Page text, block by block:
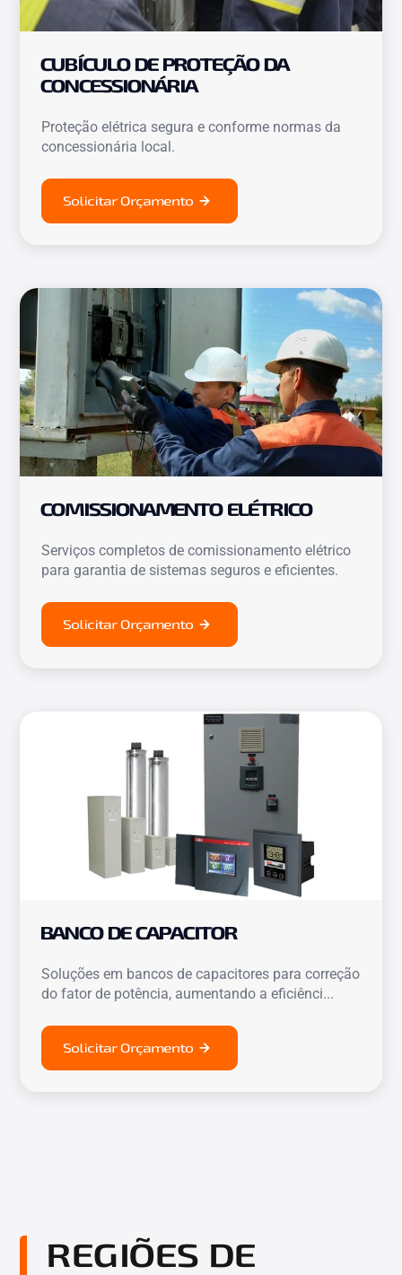
CUBÍCULO DE PROTEÇÃO DA
CONCESSIONÁRIA
Proteção elétrica segura e conforme normas da
concessionária local.
Solicitar Orçamento
COMISSIONAMENTO ELÉTRICO
Serviços completos de comissionamento elétrico
para garantia de sistemas seguros e eficientes.
Solicitar Orçamento
BANCO DE CAPACITOR
Soluções em bancos de capacitores para correção
do fator de potência, aumentando a eficiênci...
Solicitar Orçamento
REGIÕES DE